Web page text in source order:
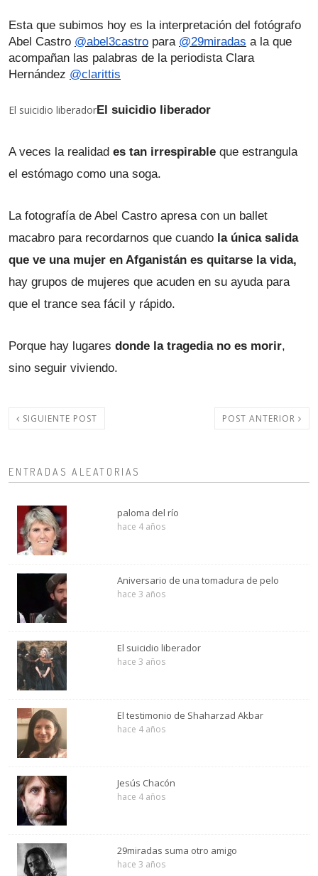
Esta que subimos hoy es la interpretación del fotógrafo
Abel Castro @abel3castro para @29miradas a la que
acompañan las palabras de la periodista Clara
Hernández @clarittis
El suicidio liberadorEl suicidio liberador
A veces la realidad es tan irrespirable que estrangula
el estómago como una soga.
La fotografía de Abel Castro apresa con un ballet
macabro para recordarnos que cuando la única salida
que ve una mujer en Afganistán es quitarse la vida,
hay grupos de mujeres que acuden en su ayuda para
que el trance sea fácil y rápido.
Porque hay lugares donde la tragedia no es morir,
sino seguir viviendo.
SIGUIENTE POST POST ANTERIOR
ENTRADAS ALEATORIAS
paloma del río
hace 4 años
Aniversario de una tomadura de pelo
hace 3 años
El suicidio liberador
hace 3 años
El testimonio de Shaharzad Akbar
hace 4 años
Jesús Chacón
hace 4 años
29miradas suma otro amigo
hace 3 años